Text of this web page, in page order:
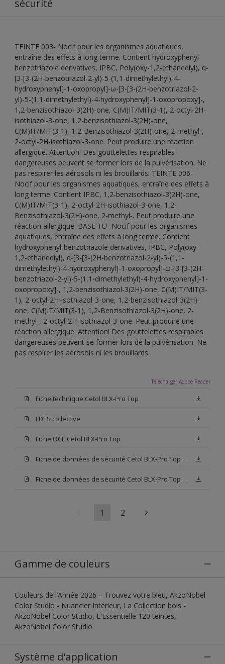
sécurité
TEINTE 003- Nocif pour les organismes aquatiques,
entraîne des effets à long terme. Contient hydroxyphenyl-
benzotriazole derivatives, IPBC, Poly(oxy-1,2-ethanediyl), α-
[3-[3-(2H-benzotriazol-2-yl)-5-(1,1-dimethylethyl)-4-
hydroxyphenyl]-1-oxopropyl]-ω-[3-[3-(2H-benzotriazol-2-
yl)-5-(1,1-dimethylethyl)-4-hydroxyphenyl]-1-oxopropoxy]-,
1,2-benzisothiazol-3(2H)-one, C(M)IT/MIT(3-1), 2-octyl-2H-
isothiazol-3-one, 1,2-benzisothiazol-3(2H)-one,
C(M)IT/MIT(3-1), 1,2-Benzisothiazol-3(2H)-one, 2-methyl-,
2-octyl-2H-isothiazol-3-one. Peut produire une réaction
allergique. Attention! Des gouttelettes respirables
dangereuses peuvent se former lors de la pulvérisation. Ne
pas respirer les aérosols ni les brouillards. TEINTE 006-
Nocif pour les organismes aquatiques, entraîne des effets à
long terme. Contient IPBC, 1,2-benzisothiazol-3(2H)-one,
C(M)IT/MIT(3-1), 2-octyl-2H-isothiazol-3-one, 1,2-
Benzisothiazol-3(2H)-one, 2-methyl-. Peut produire une
réaction allergique. BASE TU- Nocif pour les organismes
aquatiques, entraîne des effets à long terme. Contient
hydroxyphenyl-benzotriazole derivatives, IPBC, Poly(oxy-
1,2-ethanediyl), α-[3-[3-(2H-benzotriazol-2-yl)-5-(1,1-
dimethylethyl)-4-hydroxyphenyl]-1-oxopropyl]-ω-[3-[3-(2H-
benzotriazol-2-yl)-5-(1,1-dimethylethyl)-4-hydroxyphenyl]-1-
oxopropoxy]-, 1,2-benzisothiazol-3(2H)-one, C(M)IT/MIT(3-
1), 2-octyl-2H-isothiazol-3-one, 1,2-benzisothiazol-3(2H)-
one, C(M)IT/MIT(3-1), 1,2-Benzisothiazol-3(2H)-one, 2-
methyl-, 2-octyl-2H-isothiazol-3-one. Peut produire une
réaction allergique. Attention! Des gouttelettes respirables
dangereuses peuvent se former lors de la pulvérisation. Ne
pas respirer les aérosols ni les brouillards.
Télécharger Adobe Reader
Fiche technique Cetol BLX-Pro Top
FDES collective
Fiche QCE Cetol BLX-Pro Top
Fiche de données de sécurité Cetol BLX-Pro Top 003
Fiche de données de sécurité Cetol BLX-Pro Top Base TU
1 2
Gamme de couleurs
Couleurs de l’Année 2026 – Trouvez votre bleu, AkzoNobel
Color Studio - Nuancier Intérieur, La Collection bois -
AkzoNobel Color Studio, L'Essentielle 120 teintes,
AkzoNobel Color Studio
Système d'application